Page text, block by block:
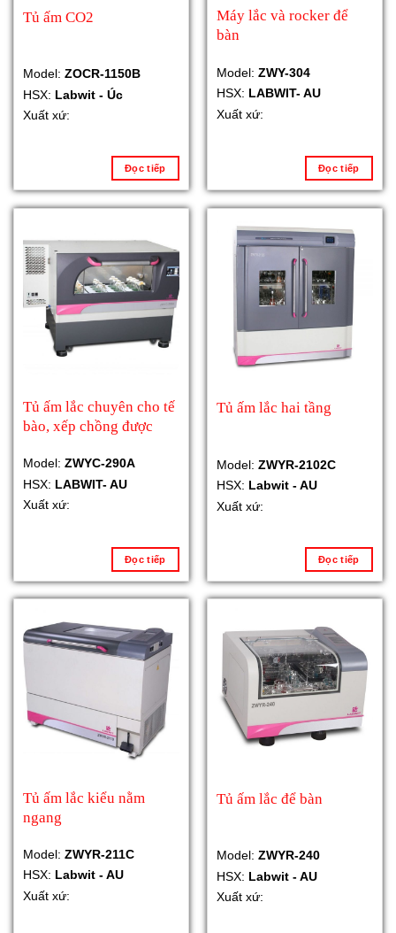
Tủ ấm CO2
Model: ZOCR-1150B
HSX: Labwit - Úc
Xuất xứ:
Đọc tiếp
Máy lắc và rocker để
bàn
Model: ZWY-304
HSX: LABWIT- AU
Xuất xứ:
Đọc tiếp
Tủ ấm lắc chuyên cho tế
bào, xếp chồng được
Model: ZWYC-290A
HSX: LABWIT- AU
Xuất xứ:
Đọc tiếp
Tủ ấm lắc hai tầng
Model: ZWYR-2102C
HSX: Labwit - AU
Xuất xứ:
Đọc tiếp
Tủ ấm lắc kiểu nằm
ngang
Model: ZWYR-211C
HSX: Labwit - AU
Xuất xứ:
Tủ ấm lắc để bàn
Model: ZWYR-240
HSX: Labwit - AU
Xuất xứ: